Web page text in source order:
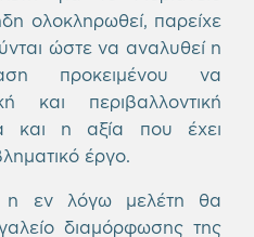
ολοκληρωθεί, παρείχε
ώστε να αναλυθεί η
προκειμένου να
και περιβαλλοντική
και η αξία που έχει
έργο.
η εν λόγω μελέτη θα
διαμόρφωσης της